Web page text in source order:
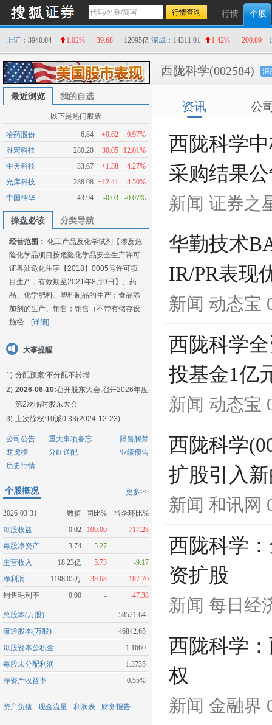
行情 个股
上证 ：3940.04 1.02% 39.68 12095亿 深成 ：14311.01 1.42% 200.89
最近浏览 我的自选
以下是热门股票
哈药股份 6.84 +0.62
9.97%
胜宏科技
280.20 +30.05
12.01%
中天科技
33.67 +1.38
4.27%
光库科技
288.08 +12.41
4.50%
中国神华
43.94 -0.03 -0.07%
操盘必读 分类导航
经营范围： 化工产品及化学试剂【涉及危
险化学品项目按危险化学品安全生产许可
证粤汕危化生字【2018】0005号许可项
目生产，有效期至2021年8月9日】、药
品、化学肥料、塑料制品的生产；食品添
加剂的生产、销售；销售（不带有储存设
施经... [详细]
大事提醒
1) 分配预案:不分配不转增
2) 2026-06-10:召开股东大会,召开2026年度
第2次临时股东大会
3) 上次除权:10派0.33(2024-12-23)
公司公告 重大事项备忘
限售解禁
龙虎榜
分红送配
业绩预告
历史行情
更多>>
个股概况
2026-03-31 数值 同比%
当季环比%
每股收益
0.02 100.00
717.28
每股净资产
3.74 -5.27
-
主营收入
18.23亿 5.73
-9.17
净利润
1198.05万 38.68
187.70
销售毛利率
0.00 - 47.38
总股本(万股)
58521.64
流通股本(万股)
46842.65
每股资本公积金
1.1660
每股未分配利润
1.3735
净资产收益率
0.55%
资产负债 现金流量 利润表 财务报告
西陇科学(002584) 深
资讯 公
西陇科学
采购结果
新闻 证券之
华勤技术
IR/PR表现
新闻 动态宝
西陇科学
投基金1亿
新闻 动态宝
西陇科学
扩股引入
新闻 和讯网
西陇科学
资扩股
新闻 每日经
西陇科学
权
新闻 金融界